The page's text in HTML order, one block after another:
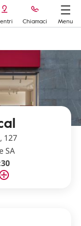
Chiamaci
Menu
127
SA